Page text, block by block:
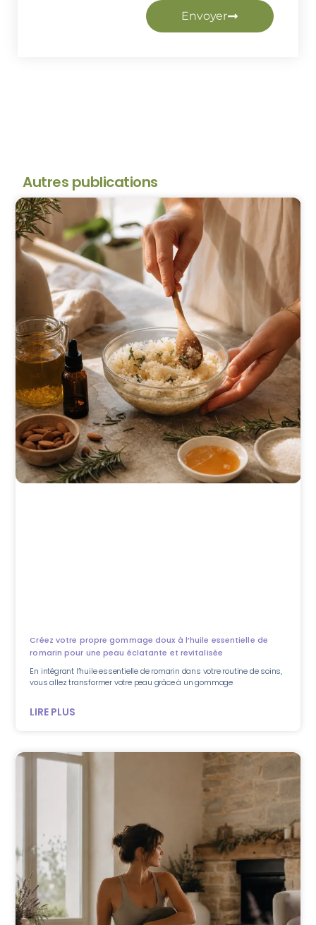
Envoyer
Autres publications
Créez votre propre gommage doux à l’huile essentielle de
romarin pour une peau éclatante et revitalisée
En intégrant l’huile essentielle de romarin dans votre routine de soins,
vous allez transformer votre peau grâce à un gommage
LIRE PLUS